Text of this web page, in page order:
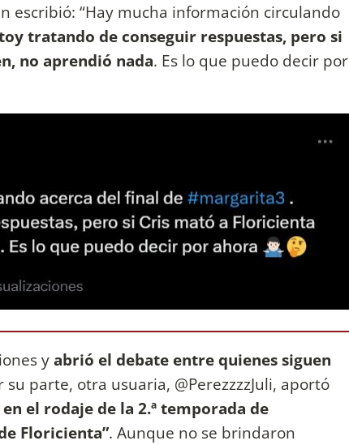
escribió: “Hay mucha información circulando
tratando de conseguir respuestas, pero si
no aprendió nada. Es lo que puedo decir por
yabrió el debate entre quienes siguen
su parte, otra usuaria, @PerezzzzJuli, aportó
el rodaje de la 2.ª temporada de
Floricienta”. Aunque no se brindaron